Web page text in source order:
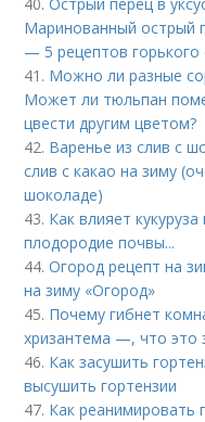
Маринованный острый
— 5 рецептов горького
41. Можно ли разные
Может ли тюльпан
цвести другим цветом?
42. Варенье из слив с
слив с какао на зиму
шоколаде)
43. Как влияет
плодородие почвы...
44.Огород рецепт на
на зиму «Огород»
45. Почему гибнет
хризантема —, что это
46. Как засушить
высушить гортензии
47. Как реанимировать